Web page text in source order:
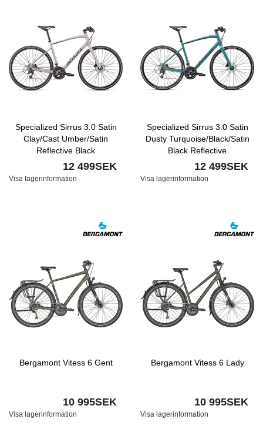
Specialized Sirrus 3.0 Satin
Clay/Cast Umber/Satin
Reflective Black
12 499SEK
Visa lagerinformation
Specialized Sirrus 3.0 Satin
Dusty Turquoise/Black/Satin
Black Reflective
12 499SEK
Visa lagerinformation
Bergamont Vitess 6 Gent
10 995SEK
Visa lagerinformation
Bergamont Vitess 6 Lady
10 995SEK
Visa lagerinformation